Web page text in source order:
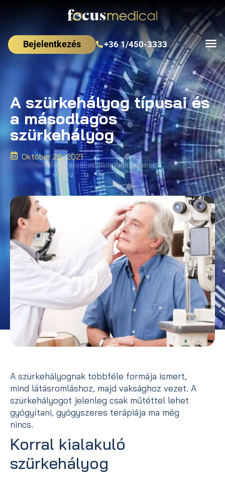
Bejelentkezés +36 1/450-3333
A szürkehályog típusai és
a másodlagos
szürkehályog
Október 26, 2021
A szürkehályognak többféle formája ismert,
mind látásromláshoz, majd vaksághoz vezet. A
szürkehályogot jelenleg csak műtéttel lehet
gyógyítani, gyógyszeres terápiája ma még
nincs.
Korral kialakuló
szürkehályog